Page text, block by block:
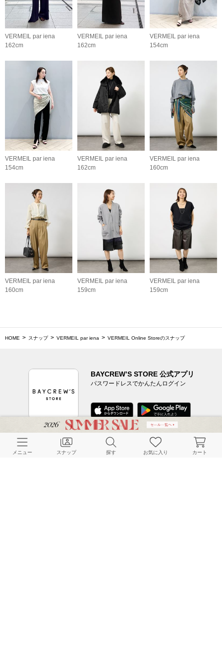
VERMEIL par iena
162cm
VERMEIL par iena
162cm
VERMEIL par iena
154cm
VERMEIL par iena
154cm
VERMEIL par iena
162cm
VERMEIL par iena
160cm
VERMEIL par iena
160cm
VERMEIL par iena
159cm
VERMEIL par iena
159cm
HOME スナップ VERMEIL par iena VERMEIL Online Storeのスナップ
BAYCREW’S STORE 公式アプリ
パスワードレスでかんたんログイン
CUSTOMER SERVICE
メニュー スナップ 探す お気に入り カート